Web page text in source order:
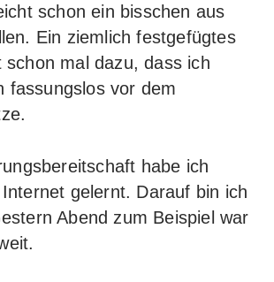
schon ein bisschen aus
Ein ziemlich festgefügtes
schon mal dazu, dass ich
fassungslos vor dem
habe ich
gelernt. Darauf bin ich
Abend zum Beispiel war